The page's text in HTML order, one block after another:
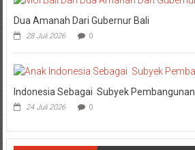
Dua Amanah Dari Gubernur Bali
28 Juli 2026 0
Indonesia Sebagai Subyek Pembangunan
24 Juli 2026 0